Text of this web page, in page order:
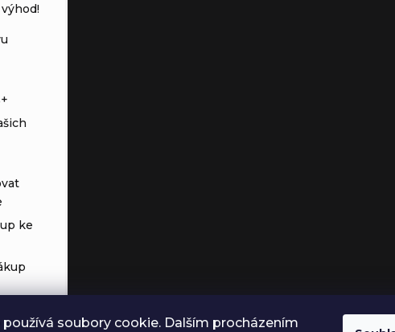
soubory cookie. Dalším procházením
ke